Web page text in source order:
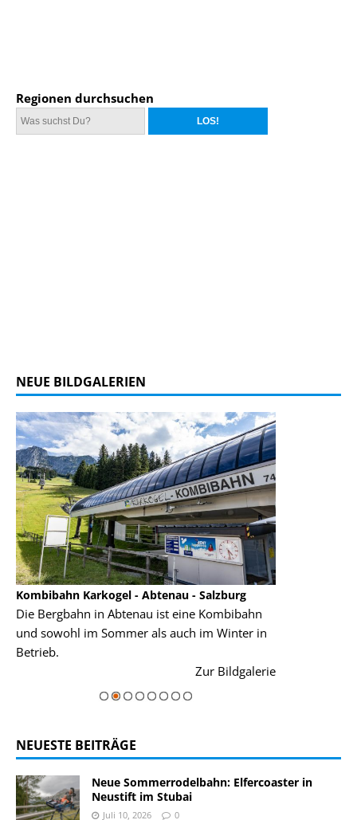
Regionen durchsuchen
NEUE BILDGALERIEN
Kombibahn Karkogel - Abtenau - Salzburg
Die Bergbahn in Abtenau ist eine Kombibahn
und sowohl im Sommer als auch im Winter in
Betrieb.
Zur Bildgalerie
NEUESTE BEITRÄGE
Neue Sommerrodelbahn: Elfercoaster in
Neustift im Stubai
Juli 10, 2026 0